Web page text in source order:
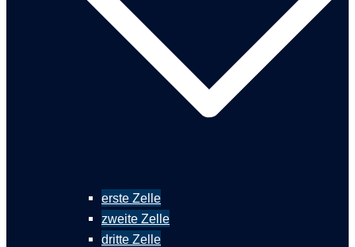
erste Zelle
zweite Zelle
dritte Zelle